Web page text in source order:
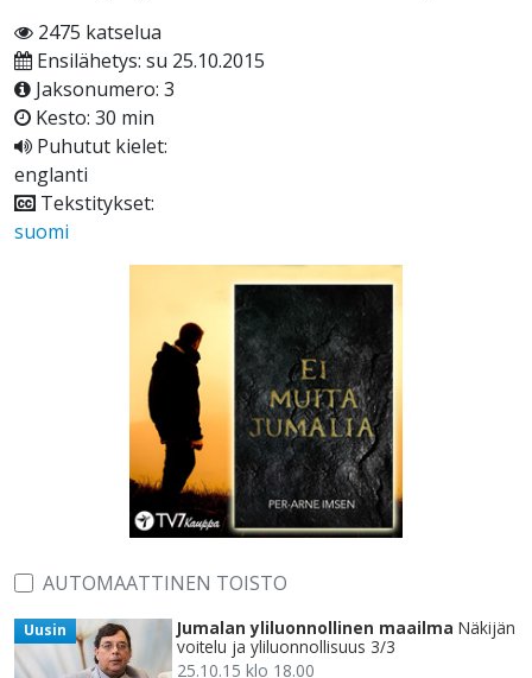
2475 katselua
Ensilähetys: su 25.10.2015
Jaksonumero: 3
Kesto: 30 min
Puhutut kielet:
englanti
Tekstitykset:
suomi
AUTOMAATTINEN TOISTO
Uusin Jumalan yliluonnollinen maailma Näkijän
voitelu ja yliluonnollisuus 3/3
25.10.15 klo 18.00